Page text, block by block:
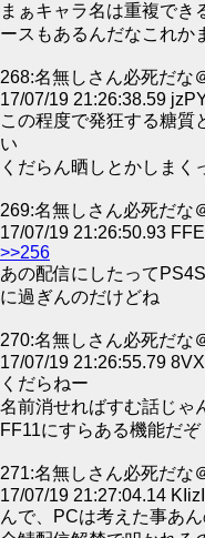
まぁキャラ名は重複でき
ースもあるんだなこれか
268:名無しさん必死だな
17/07/19 21:26:38.59
この程度で発狂する糖質
い
くだらん晒しとかしまく
269:名無しさん必死だな
17/07/19 21:26:50.93
>>256
あの配信にしたって
に過ぎんのだけどね
270:名無しさん必死だな
17/07/19 21:26:55.79
くだらねー
名前消せればすむ話じゃ
FF11にすらある機能だぞ
271:名無しさん必死だな
17/07/19 21:27:04.14
んで、PCは考えた事あん